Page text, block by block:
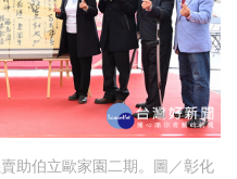
助伯立歐家園二期。圖／彰化